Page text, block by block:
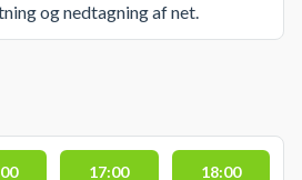
og nedtagning af net.
17:00 18:00